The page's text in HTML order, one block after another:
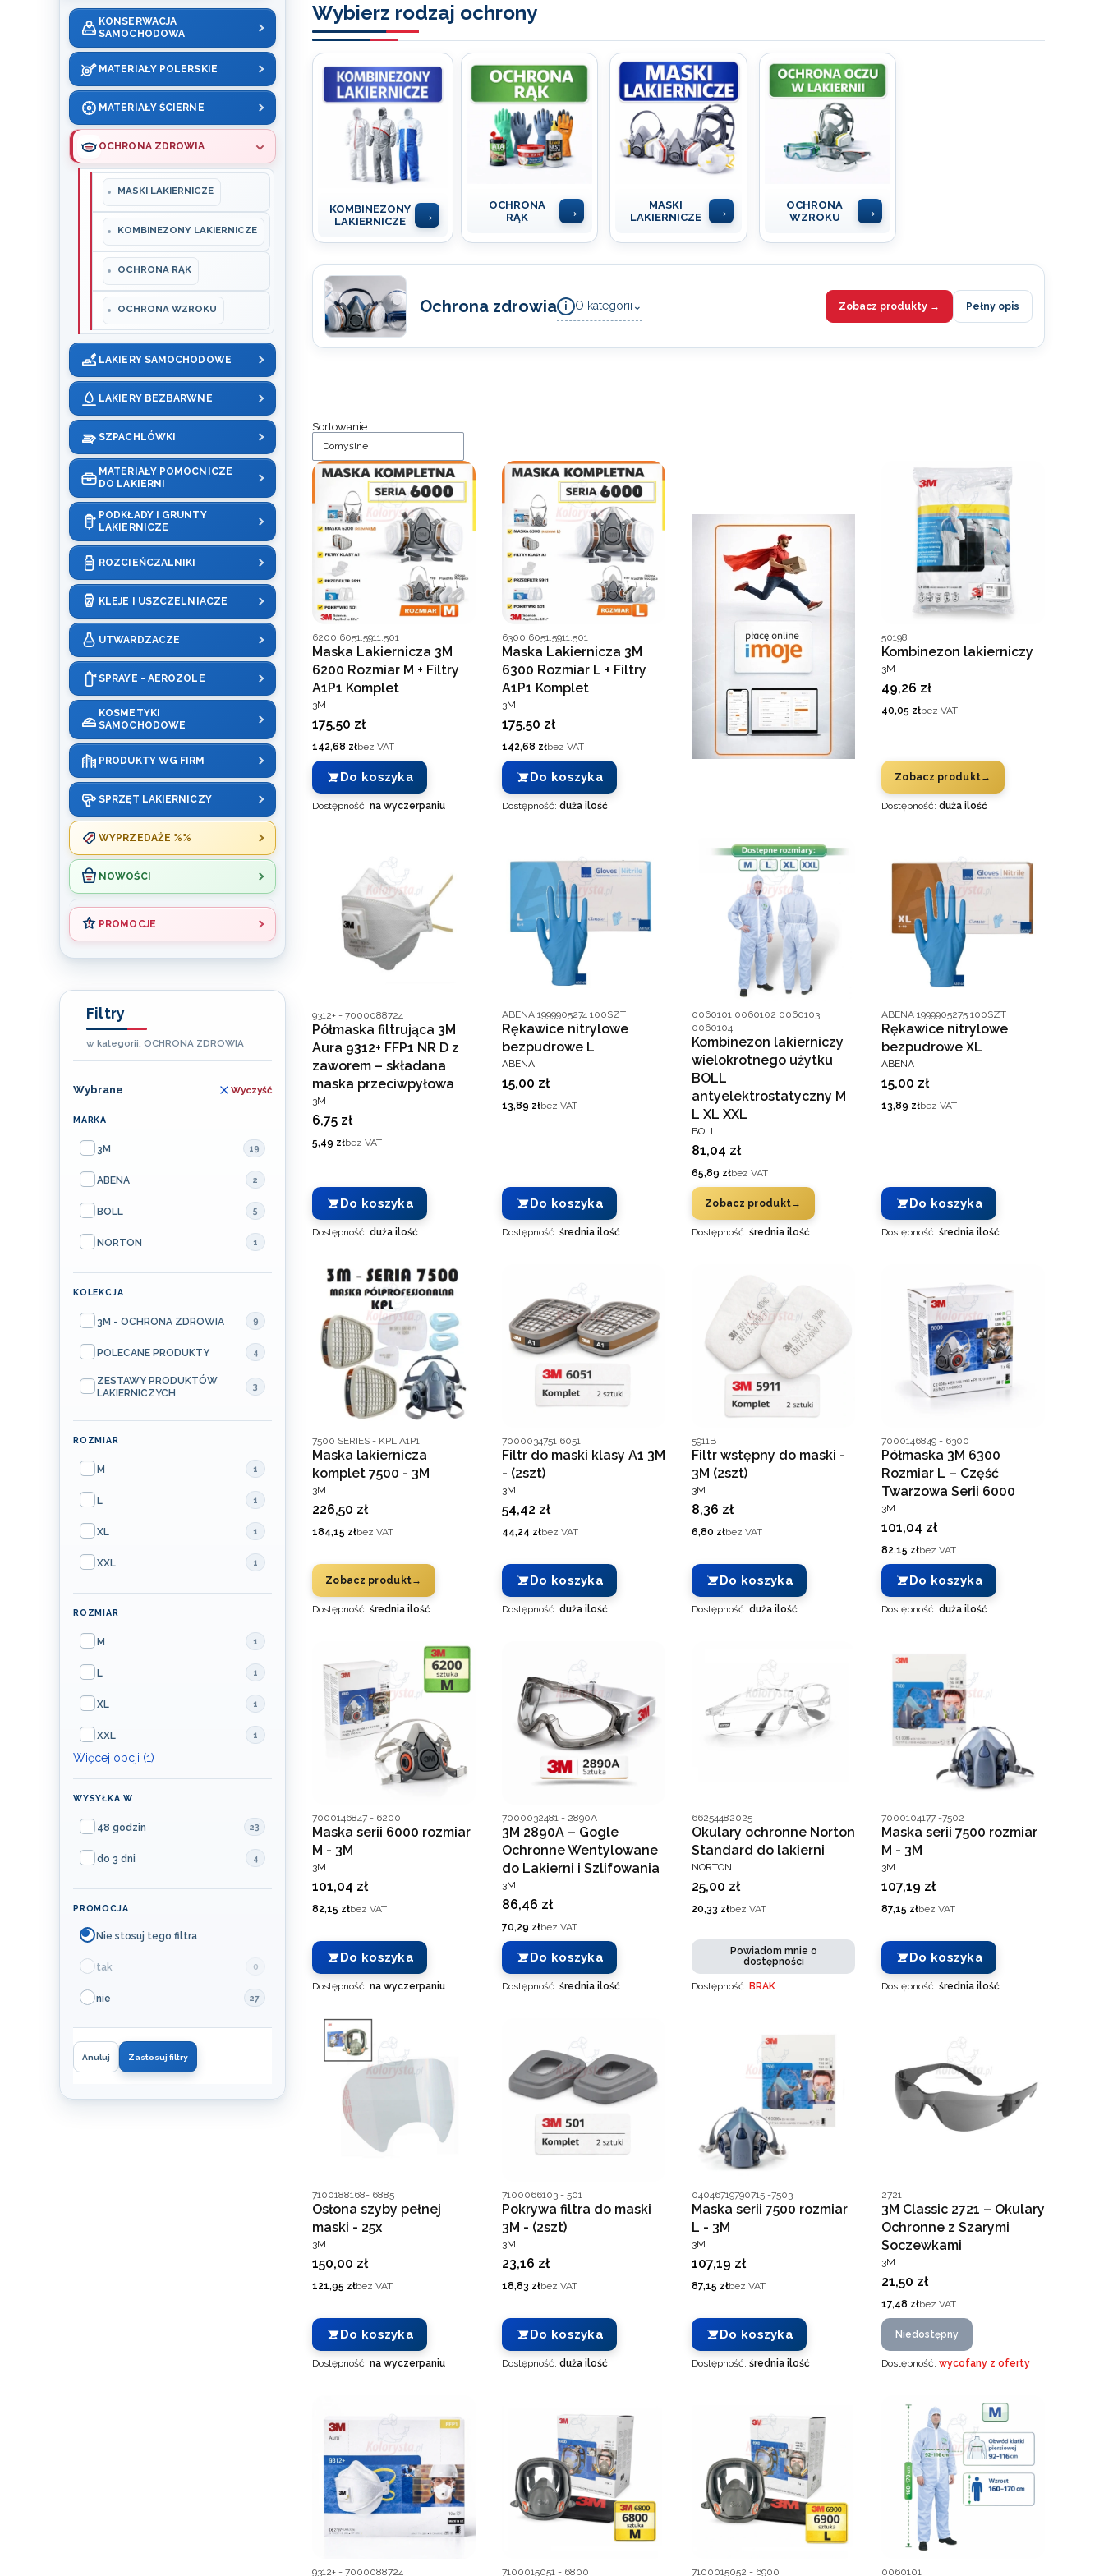
KONSERWACJA
SAMOCHODOWA
MATERIAŁY POLERSKIE
MATERIAŁY ŚCIERNE
OCHRONA ZDROWIA
MASKI LAKIERNICZE
KOMBINEZONY LAKIERNICZE
OCHRONA RĄK
OCHRONA WZROKU
LAKIERY SAMOCHODOWE
LAKIERY BEZBARWNE
SZPACHLÓWKI
MATERIAŁY POMOCNICZE
DO LAKIERNI
PODKŁADY I GRUNTY
LAKIERNICZE
ROZCIEŃCZALNIKI
KLEJE I USZCZELNIACZE
UTWARDZACZE
SPRAYE - AEROZOLE
KOSMETYKI
SAMOCHODOWE
PRODUKTY WG FIRM
SPRZĘT LAKIERNICZY
WYPRZEDAŻE %%
NOWOŚCI
PROMOCJE
Filtry
w kategorii: OCHRONA ZDROWIA
Wybrane Wyczyść
MARKA
Marka
3M 19
ABENA 2
BOLL 5
NORTON 1
KOLEKCJA
Kolekcja
3M - OCHRONA ZDROWIA 9
POLECANE PRODUKTY 4
ZESTAWY PRODUKTÓW
LAKIERNICZYCH
3
ROZMIAR
ROZMIAR
M 1
L 1
XL 1
XXL 1
ROZMIAR
ROZMIAR
M 1
L 1
XL 1
XXL 1
Więcej opcji (1)
WYSYŁKA W
Wysyłka w
48 godzin 23
do 3 dni 4
PROMOCJA
Nie stosuj tego filtra
tak 0
nie 27
Anuluj Zastosuj filtry
Wybierz rodzaj ochrony
KOMBINEZONY
LAKIERNICZE
OCHRONA
RĄK
MASKI
LAKIERNICZE
OCHRONA
WZROKU
Ochrona zdrowia i O kategorii ⌄ Zobacz produkty → Pełny opis
Lista produktów
Sortowanie:
Domyślne
Kod producenta
6200.6051.5911.501
Maska Lakiernicza 3M
6200 Rozmiar M + Filtry
A1P1 Komplet
PRODUCENT
3M
Cena
175,50 zł
Cena
142,68 złbez VAT
Do koszyka
Dostępność: na wyczerpaniu
Kod producenta
6300.6051.5911.501
Maska Lakiernicza 3M
6300 Rozmiar L + Filtry
A1P1 Komplet
PRODUCENT
3M
Cena
175,50 zł
Cena
142,68 złbez VAT
Do koszyka
Dostępność: duża ilość
Kod producenta
50198
Kombinezon lakierniczy
PRODUCENT
3M
Cena
49,26 zł
Cena
40,05 złbez VAT
Zobacz produkt
Dostępność: duża ilość
Kod producenta
9312+ - 7000088724
Półmaska filtrująca 3M
Aura 9312+ FFP1 NR D z
zaworem – składana
maska przeciwpyłowa
PRODUCENT
3M
Cena
6,75 zł
Cena
5,49 złbez VAT
Do koszyka
Dostępność: duża ilość
Kod producenta
ABENA 1999905274 100SZT
Rękawice nitrylowe
bezpudrowe L
PRODUCENT
ABENA
Cena
15,00 zł
Cena
13,89 złbez VAT
Do koszyka
Dostępność: średnia ilość
Kod producenta
0060101 0060102 0060103
0060104
Kombinezon lakierniczy
wielokrotnego użytku
BOLL
antyelektrostatyczny M
L XL XXL
PRODUCENT
BOLL
Cena
81,04 zł
Cena
65,89 złbez VAT
Zobacz produkt
Dostępność: średnia ilość
Kod producenta
ABENA 1999905275 100SZT
Rękawice nitrylowe
bezpudrowe XL
PRODUCENT
ABENA
Cena
15,00 zł
Cena
13,89 złbez VAT
Do koszyka
Dostępność: średnia ilość
Kod producenta
7500 SERIES - KPL A1P1
Maska lakiernicza
komplet 7500 - 3M
PRODUCENT
3M
Cena
226,50 zł
Cena
184,15 złbez VAT
Zobacz produkt
Dostępność: średnia ilość
Kod producenta
7000034751 6051
Filtr do maski klasy A1 3M
- (2szt)
PRODUCENT
3M
Cena
54,42 zł
Cena
44,24 złbez VAT
Do koszyka
Dostępność: duża ilość
Kod producenta
5911B
Filtr wstępny do maski -
3M (2szt)
PRODUCENT
3M
Cena
8,36 zł
Cena
6,80 złbez VAT
Do koszyka
Dostępność: duża ilość
Kod producenta
7000146849 - 6300
Półmaska 3M 6300
Rozmiar L – Część
Twarzowa Serii 6000
PRODUCENT
3M
Cena
101,04 zł
Cena
82,15 złbez VAT
Do koszyka
Dostępność: duża ilość
Kod producenta
7000146847 - 6200
Maska serii 6000 rozmiar
M - 3M
PRODUCENT
3M
Cena
101,04 zł
Cena
82,15 złbez VAT
Do koszyka
Dostępność: na wyczerpaniu
Kod producenta
7000032481 - 2890A
3M 2890A – Gogle
Ochronne Wentylowane
do Lakierni i Szlifowania
PRODUCENT
3M
Cena
86,46 zł
Cena
70,29 złbez VAT
Do koszyka
Dostępność: średnia ilość
Kod producenta
66254482025
Okulary ochronne Norton
Standard do lakierni
PRODUCENT
NORTON
Cena
25,00 zł
Cena
20,33 złbez VAT
Powiadom mnie o
dostępności
Dostępność: BRAK
Kod producenta
7000104177 -7502
Maska serii 7500 rozmiar
M - 3M
PRODUCENT
3M
Cena
107,19 zł
Cena
87,15 złbez VAT
Do koszyka
Dostępność: średnia ilość
Kod producenta
7100188168- 6885
Osłona szyby pełnej
maski - 25x
PRODUCENT
3M
Cena
150,00 zł
Cena
121,95 złbez VAT
Do koszyka
Dostępność: na wyczerpaniu
Kod producenta
7100066103 - 501
Pokrywa filtra do maski
3M - (2szt)
PRODUCENT
3M
Cena
23,16 zł
Cena
18,83 złbez VAT
Do koszyka
Dostępność: duża ilość
Kod producenta
04046719790715 -7503
Maska serii 7500 rozmiar
L - 3M
PRODUCENT
3M
Cena
107,19 zł
Cena
87,15 złbez VAT
Do koszyka
Dostępność: średnia ilość
Kod producenta
2721
3M Classic 2721 – Okulary
Ochronne z Szarymi
Soczewkami
PRODUCENT
3M
Cena
21,50 zł
Cena
17,48 złbez VAT
Niedostępny
Dostępność: wycofany z oferty
Kod producenta
9312+ - 7000088724 Kod producenta
7100015051 - 6800 Kod producenta
7100015052 - 6900 Kod producenta
0060101